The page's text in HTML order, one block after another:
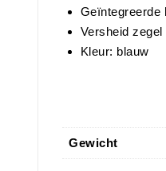
Geïntegreerde
Versheid zegel
Kleur: blauw
Gewicht